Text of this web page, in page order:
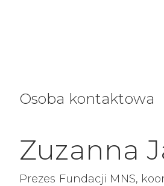
Osoba kontaktowa
Zuzanna
Prezes Fundacji MNS,